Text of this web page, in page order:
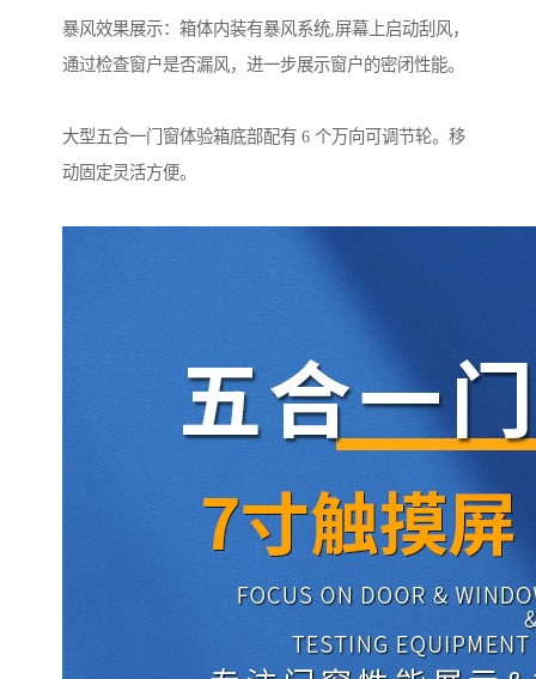
暴风效果展示：箱体内装有暴风系统,屏幕上启动刮风，
通过检查窗户是否漏风，进一步展示窗户的密闭性能。
大型五合一门窗体验箱底部配有 6 个万向可调节轮。移
动固定灵活方便。